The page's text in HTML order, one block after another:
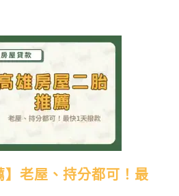
】老屋、持分都可！最